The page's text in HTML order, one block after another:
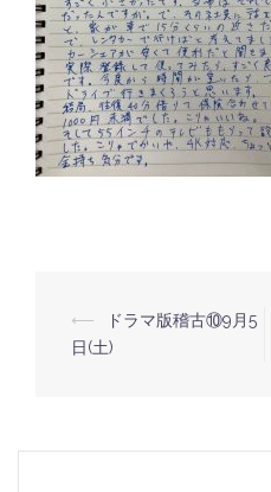
投
ビ
⟵
ドラマ版稽古⑩9月5
日(土)